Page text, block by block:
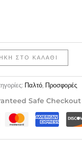
ΣΤΟ ΚΑΛΆΘΙ
Παλτό, Προσφορές
Safe Checkout